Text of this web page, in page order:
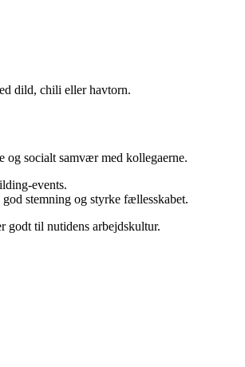
dild, chili eller havtorn.
og socialt samvær med kollegaerne.
events.
stemning og styrke fællesskabet.
godt til nutidens arbejdskultur.